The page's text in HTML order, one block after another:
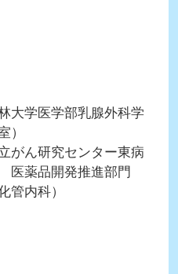
林大学医学部乳腺外科学
）
立がん研究センター東病
医薬品開発推進部門
管内科）